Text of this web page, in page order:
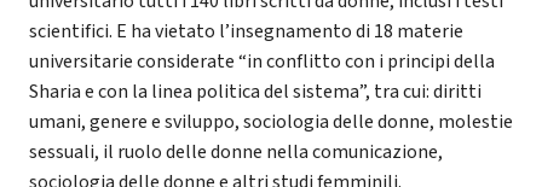
scientifici. E ha vietato l’insegnamento di 18 materie
universitarie considerate “in conflitto con i principi della
Sharia e con la linea politica del sistema”, tra cui: diritti
umani, genere e sviluppo, sociologia delle donne, molestie
sessuali, il ruolo delle donne nella comunicazione,